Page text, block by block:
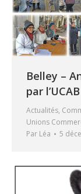
Belley –
par l’UCAB
Actualités,
Unions
Par Léa 5